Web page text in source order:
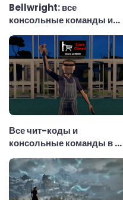
Bellwright: все
консольные команды и
чит-коды
Все чит-коды и
консольные команды в My
SuperMarket